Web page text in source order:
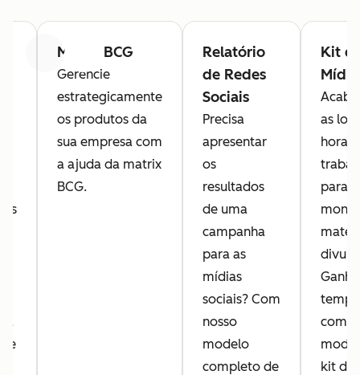
Anterior Avançar
Matriz BCG
Gerencie
estrategicamente
os produtos da
sua empresa com
a ajuda da matrix
BCG.
Relatório
de Redes
Sociais
Precisa
apresentar
os
resultados
de uma
campanha
para as
mídias
sociais? Com
nosso
modelo
completo de
Kit
Mídia
as
horas
para
Ganhe
tempo
como
kit de